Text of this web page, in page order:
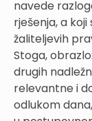
navede
rješenja, a
žaliteljevih
Stoga,
drugih
relevantne i
odlukom